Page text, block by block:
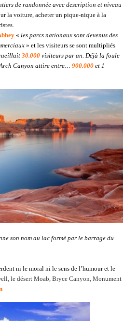
de randonnée avec description et niveau
la voiture, acheter un pique-nique à la
« les parcs nationaux sont devenus des
» et les visiteurs se sont multipliés
30.000 visiteurs par an. Déjà la foule
Canyon attire entre… 900.000 et 1
son nom au lac formé par le barrage du
ni le moral ni le sens de l’humour et le
le désert Moab, Bryce Canyon, Monument